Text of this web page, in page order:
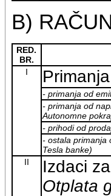
B)
RED.
BR.
I
- primanja od
- primanja od
Autonomne
- prihodi od
- ostala primanja
Tesla banke)
II
Izdaci
Otplata